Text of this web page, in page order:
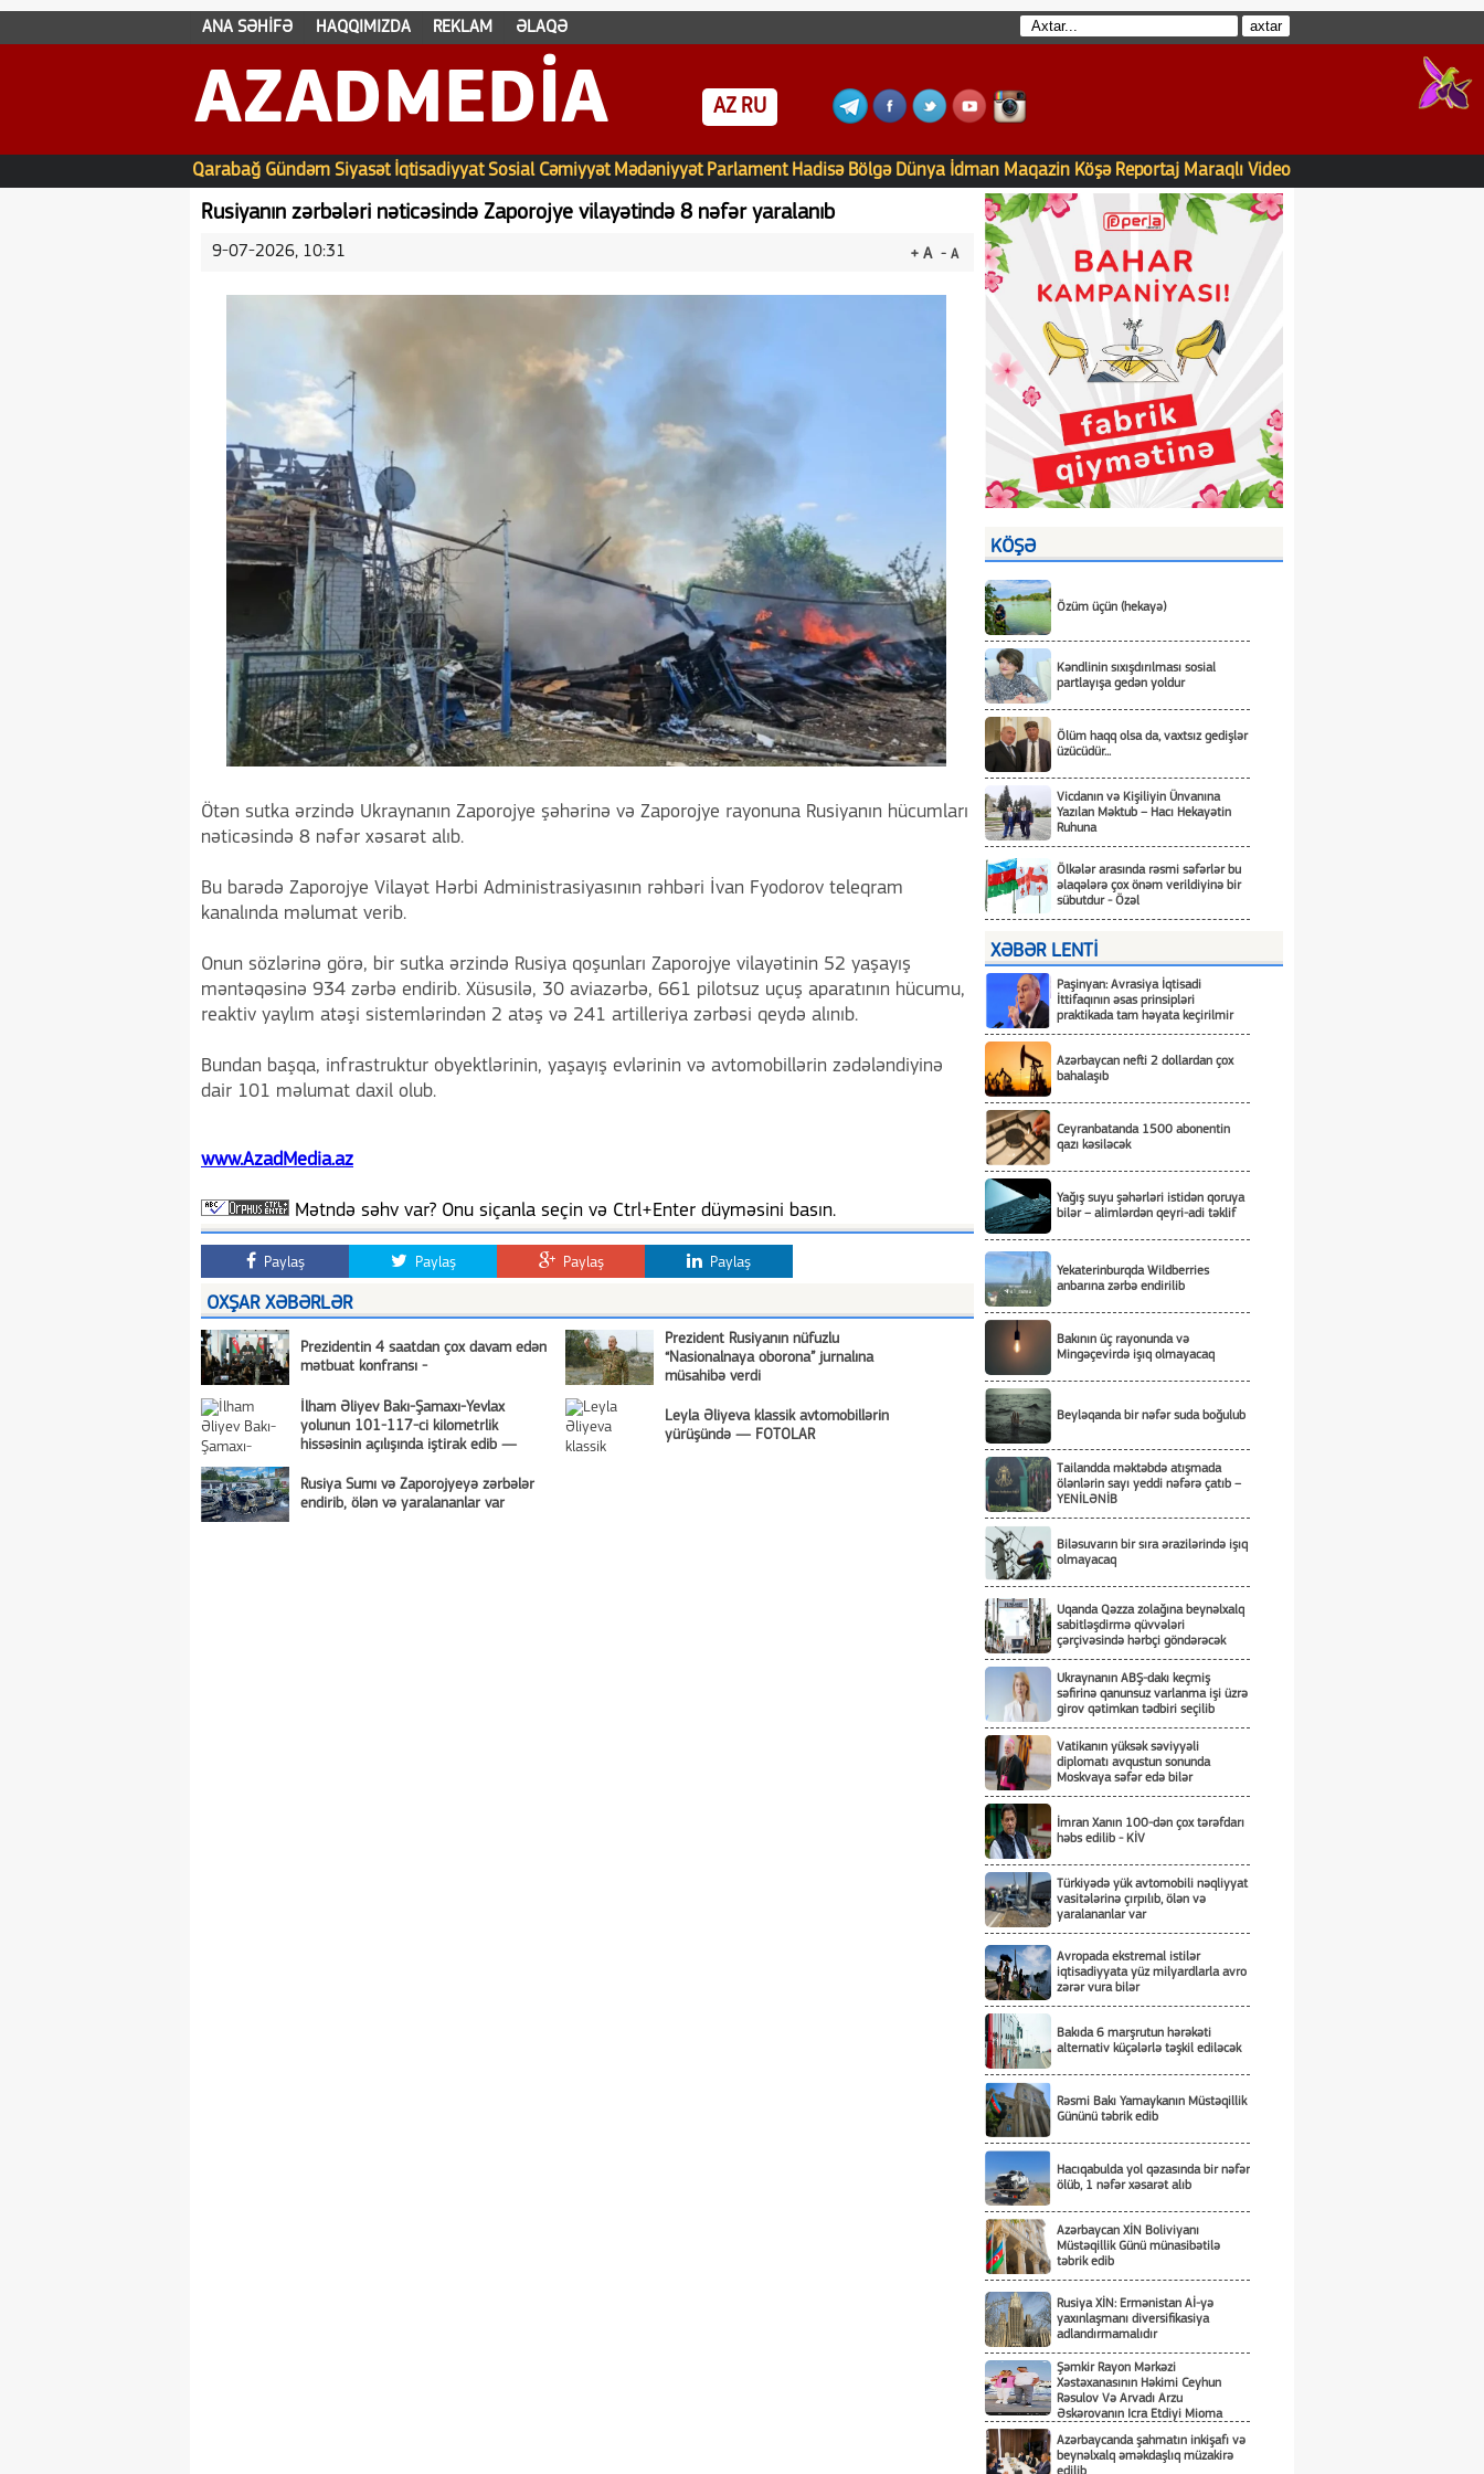
ANA SƏHİFƏ HAQQIMIZDA REKLAM ƏLAQƏ
AZADMEDIA AZ RU
Qarabağ Gündəm Siyasət İqtisadiyyat Sosial Cəmiyyət Mədəniyyət Parlament Hadisə Bölgə Dünya İdman Maqazin Köşə Reportaj Maraqlı Video
Rusiyanın zərbələri nəticəsində Zaporojye vilayətində 8 nəfər yaralanıb
+ A - A
9-07-2026, 10:31
Ötən sutka ərzində Ukraynanın Zaporojye şəhərinə və Zaporojye rayonuna Rusiyanın hücumları
nəticəsində 8 nəfər xəsarət alıb.
Bu barədə Zaporojye Vilayət Hərbi Administrasiyasının rəhbəri İvan Fyodorov teleqram
kanalında məlumat verib.
Onun sözlərinə görə, bir sutka ərzində Rusiya qoşunları Zaporojye vilayətinin 52 yaşayış
məntəqəsinə 934 zərbə endirib. Xüsusilə, 30 aviazərbə, 661 pilotsuz uçuş aparatının hücumu,
reaktiv yaylım atəşi sistemlərindən 2 atəş və 241 artilleriya zərbəsi qeydə alınıb.
Bundan başqa, infrastruktur obyektlərinin, yaşayış evlərinin və avtomobillərin zədələndiyinə
dair 101 məlumat daxil olub.
www.AzadMedia.az
Mətndə səhv var? Onu siçanla seçin və Ctrl+Enter düyməsini basın.
Paylaş Paylaş Paylaş Paylaş
OXŞAR XƏBƏRLƏR
Prezidentin 4 saatdan çox davam edən
mətbuat konfransı -
Prezident Rusiyanın nüfuzlu
“Nasionalnaya oborona” jurnalına
müsahibə verdi
İlham Əliyev Bakı-Şamaxı-Yevlax
yolunun 101-117-ci kilometrlik
hissəsinin açılışında iştirak edib —
Leyla Əliyeva klassik avtomobillərin
yürüşündə — FOTOLAR
Rusiya Sumı və Zaporojyeyə zərbələr
endirib, ölən və yaralananlar var
KÖŞƏ
Özüm üçün (hekayə)
Kəndlinin sıxışdırılması sosial
partlayışa gedən yoldur
Ölüm haqq olsa da, vaxtsız gedişlər
üzücüdür...
Vicdanın və Kişiliyin Ünvanına
Yazılan Məktub – Hacı Hekayətin
Ruhuna
Ölkələr arasında rəsmi səfərlər bu
əlaqələrə çox önəm verildiyinə bir
sübutdur - Özəl
XƏBƏR LENTİ
Paşinyan: Avrasiya İqtisadi
İttifaqının əsas prinsipləri
praktikada tam həyata keçirilmir
Azərbaycan nefti 2 dollardan çox
bahalaşıb
Ceyranbatanda 1500 abonentin
qazı kəsiləcək
Yağış suyu şəhərləri istidən qoruya
bilər – alimlərdən qeyri-adi təklif
Yekaterinburqda Wildberries
anbarına zərbə endirilib
Bakının üç rayonunda və
Mingəçevirdə işıq olmayacaq
Beyləqanda bir nəfər suda boğulub
Tailandda məktəbdə atışmada
ölənlərin sayı yeddi nəfərə çatıb –
YENİLƏNİB
Biləsuvarın bir sıra ərazilərində işıq
olmayacaq
Uqanda Qəzza zolağına beynəlxalq
sabitləşdirmə qüvvələri
çərçivəsində hərbçi göndərəcək
Ukraynanın ABŞ-dakı keçmiş
səfirinə qanunsuz varlanma işi üzrə
girov qətimkan tədbiri seçilib
Vatikanın yüksək səviyyəli
diplomatı avqustun sonunda
Moskvaya səfər edə bilər
İmran Xanın 100-dən çox tərəfdarı
həbs edilib - KİV
Türkiyədə yük avtomobili nəqliyyat
vasitələrinə çırpılıb, ölən və
yaralananlar var
Avropada ekstremal istilər
iqtisadiyyata yüz milyardlarla avro
zərər vura bilər
Bakıda 6 marşrutun hərəkəti
alternativ küçələrlə təşkil ediləcək
Rəsmi Bakı Yamaykanın Müstəqillik
Gününü təbrik edib
Hacıqabulda yol qəzasında bir nəfər
ölüb, 1 nəfər xəsarət alıb
Azərbaycan XİN Boliviyanı
Müstəqillik Günü münasibətilə
təbrik edib
Rusiya XİN: Ermənistan Aİ-yə
yaxınlaşmanı diversifikasiya
adlandırmamalıdır
Şəmkir Rayon Mərkəzi
Xəstəxanasının Həkimi Ceyhun
Rəsulov Və Arvadı Arzu
Əskərovanın Icra Etdiyi Mioma
Ölümü Ilə Bağlı Şəmkir Rayon
Prokrurluğunda Araşdırma Aparılır
Azərbaycanda şahmatın inkişafı və
beynəlxalq əməkdaşlıq müzakirə